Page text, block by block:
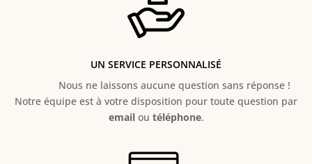
UN SERVICE PERSONNALISÉ
Nous ne laissons aucune question sans réponse !
Notre équipe est à votre disposition pour toute question par
emailou téléphone.